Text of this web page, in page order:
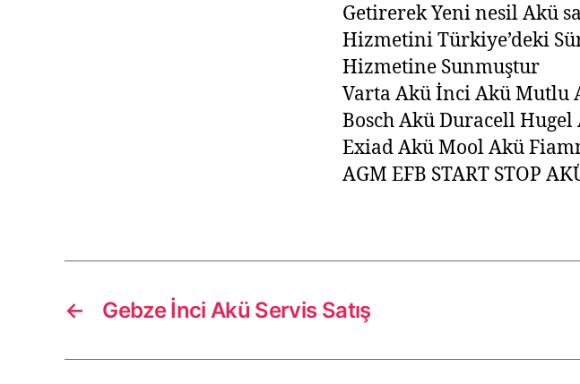
Getirerek Yeni nesil Akü
Hizmetini Türkiye’deki
Hizmetine Sunmuştur
Varta Akü İnci Akü Mutlu
Bosch Akü Duracell Hugel
Exiad Akü Mool Akü
AGM EFB START STOP
← Gebze İnci Akü Servis Satış